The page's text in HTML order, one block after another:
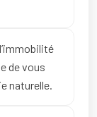
de vous
naturelle.